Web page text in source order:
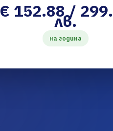
€ 152.88 /
лв.
на година